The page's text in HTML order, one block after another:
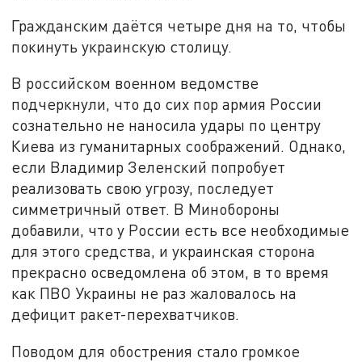
Гражданским даётся четыре дня на то, чтобы
покинуть украинскую столицу.
В российском военном ведомстве
подчеркнули, что до сих пор армия России
сознательно не наносила удары по центру
Киева из гуманитарных соображений. Однако,
если Владимир Зеленский попробует
реализовать свою угрозу, последует
симметричный ответ. В Минобороны
добавили, что у России есть все необходимые
для этого средства, и украинская сторона
прекрасно осведомлена об этом, в то время
как ПВО Украины не раз жаловалось на
дефицит ракет-перехватчиков.
Поводом для обострения стало громкое